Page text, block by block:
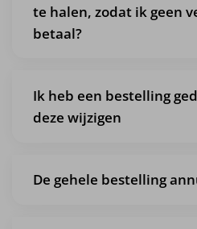
te halen, zodat ik geen
betaal?
Ik heb een bestelling
deze wijzigen
De gehele bestelling